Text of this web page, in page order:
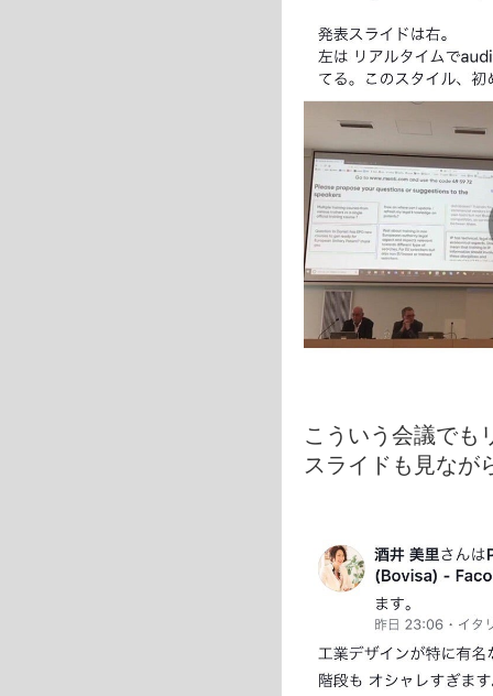
こういう会議でも
スライドも見なが